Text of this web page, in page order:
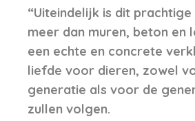
“Uiteindelijk is dit
meer dan muren, beton en
een echte en concrete
liefde voor dieren, zowel
generatie als voor de
zullen volgen.